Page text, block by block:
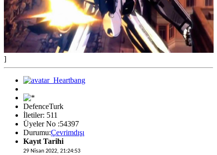
]
DefenceTurk
İletiler: 511
Üyeler No :54397
Durumu:Çevrimdışı
Kayıt Tarihi
29 Nisan 2022, 21:24:53